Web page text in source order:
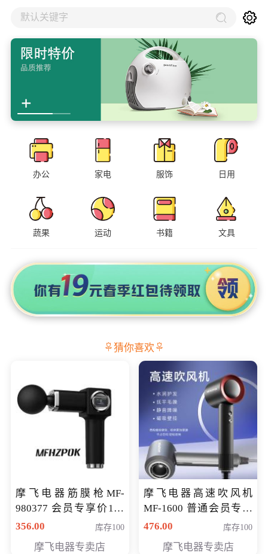
默认关键字
办公 家电 服饰 日用
蔬果 运动 书籍 文具
猜你喜欢
摩飞电器筋膜枪MF-
980377 会员专享价199
元
356.00 库存100
摩飞电器专卖店
摩飞电器高速吹风机
MF-1600 普通会员专享
价298元
476.00 库存100
摩飞电器专卖店